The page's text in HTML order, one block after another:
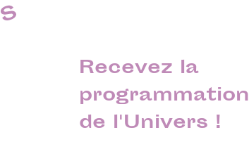
Recevez la
programmation
de l'Univers !